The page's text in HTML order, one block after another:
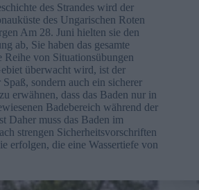
des Strandes wird der
des Ungarischen Roten
Am 28. Juni hielten sie den
ab, Sie haben das gesamte
Reihe von Situationsübungen
überwacht wird, ist der
sondern auch ein sicherer
erwähnen, dass das Baden nur in
Badebereich während der
Daher muss das Baden im
strengen Sicherheitsvorschriften
erfolgen, die eine Wassertiefe von